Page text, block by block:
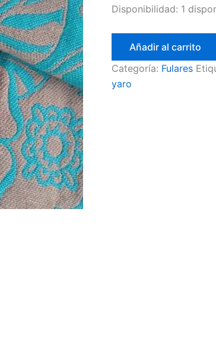
Disponibilidad: 1
Añadir al carrito
Categoría: Fulares
yaro